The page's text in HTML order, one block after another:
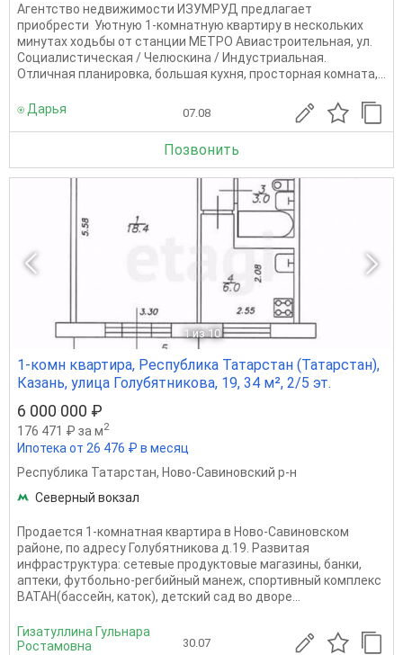
Агентство недвижимости ИЗУМРУД предлагает
приобрести Уютную 1-комнатную квартиру в нескольких
минутах ходьбы от станции МЕТРО Авиастроительная, ул.
Социалистическая / Челюскина / Индустриальная.
Отличная планировка, большая кухня, просторная комната,...
⍟ Дарья 07.08
Позвонить
1 из 10
1-комн квартира, Республика Татарстан (Татарстан),
Казань, улица Голубятникова, 19, 34 м², 2/5 эт.
6 000 000 ₽
176 471 ₽ за м2
Ипотека от 26 476 ₽ в месяц
Республика Татарстан, Ново-Савиновский р-н
Северный вокзал
Продается 1-комнатная квартира в Ново-Савиновском
районе, по адресу Голубятникова д.19. Развитая
инфраструктура: сетевые продуктовые магазины, банки,
аптеки, футбольно-регбийный манеж, спортивный комплекс
ВАТАН(бассейн, каток), детский сад во дворе...
Гизатуллина Гульнара
Ростамовна
30.07